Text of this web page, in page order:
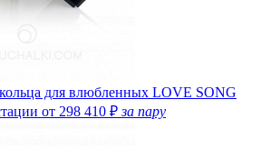
для влюбленных LOVE SONG
от 298 410 ₽за пару